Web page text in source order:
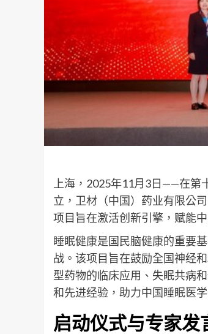
上海，2025年11月3日——在第
立，卫材（中国）药业有限公
项目旨在激活创新引擎，赋能
睡眠健康是国民脑健康的重要
战。该项目旨在鼓励全国神经
型药物的临床应用、失眠共病
和先进经验，助力中国睡眠医
启动仪式与专家发